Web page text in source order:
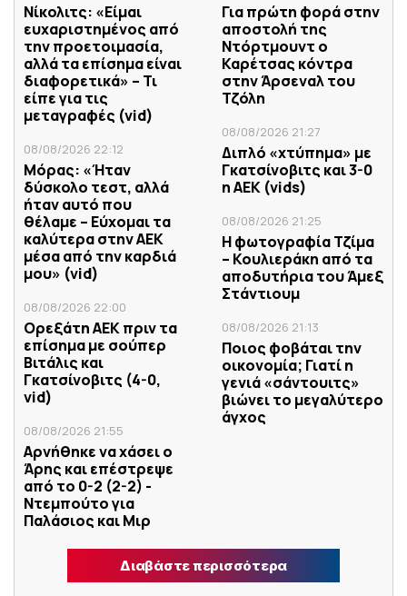
Νίκολιτς: «Είμαι
ευχαριστημένος από
την προετοιμασία,
αλλά τα επίσημα είναι
διαφορετικά» – Τι
είπε για τις
μεταγραφές (vid)
08/08/2026 22:12
Μόρας: «Ήταν
δύσκολο τεστ, αλλά
ήταν αυτό που
θέλαμε – Εύχομαι τα
καλύτερα στην ΑΕΚ
μέσα από την καρδιά
μου» (vid)
08/08/2026 22:00
Ορεξάτη ΑΕΚ πριν τα
επίσημα με σούπερ
Βιτάλις και
Γκατσίνοβιτς (4-0,
vid)
08/08/2026 21:55
Αρνήθηκε να χάσει ο
Άρης και επέστρεψε
από το 0-2 (2-2) -
Ντεμπούτο για
Παλάσιος και Μιρ
Για πρώτη φορά στην
αποστολή της
Ντόρτμουντ ο
Καρέτσας κόντρα
στην Άρσεναλ του
Τζόλη
08/08/2026 21:27
Διπλό «χτύπημα» με
Γκατσίνοβιτς και 3-0
η ΑΕΚ (vids)
08/08/2026 21:25
Η φωτογραφία Τζίμα
– Κουλιεράκη από τα
αποδυτήρια του Άμεξ
Στάντιουμ
08/08/2026 21:13
Ποιος φοβάται την
οικονομία; Γιατί η
γενιά «σάντουιτς»
βιώνει το μεγαλύτερο
άγχος
Διαβάστε περισσότερα